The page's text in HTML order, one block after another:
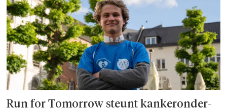
Run for Tomorrow steunt kanker­onder­